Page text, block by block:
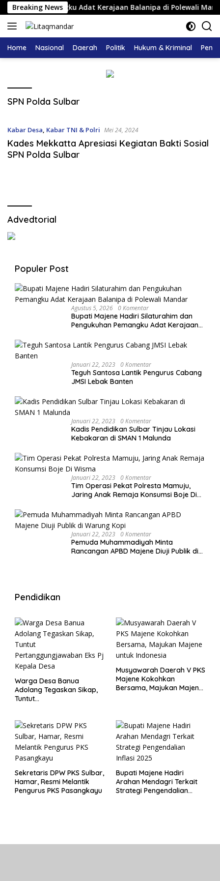
Langsung
ke
konten
Breaking News
Pemangku Adat Kerajaan Balanipa di Polewali Mandar
Home Nasional Daerah Politik Hukum & Kriminal
SPN Polda Sulbar
Kabar Desa, Kabar TNI & Polri Mei 24, 2024
Kades Mekkatta Apresiasi Kegiatan Bakti Sosial
SPN Polda Sulbar
Advedtorial
Populer Post
Agustus 5, 2026 0 Komentar
Bupati Majene Hadiri Silaturahim dan
Pengukuhan Pemangku Adat Kerajaan
Januari 22, 2023 0 Komentar
Teguh Santosa Lantik Pengurus Cabang
JMSI Lebak Banten
Januari 22, 2023 0 Komentar
Kadis Pendidikan Sulbar Tinjau Lokasi
Kebakaran di SMAN 1 Malunda
Januari 22, 2023 0 Komentar
Tim Operasi Pekat Polresta Mamuju,
Jaring Anak Remaja Konsumsi Boje Di
Januari 22, 2023 0 Komentar
Pemuda Muhammadiyah Minta
Rancangan APBD Majene Diuji Publik di
Pendidikan
Warga Desa Banua
Adolang Tegaskan Sikap,
Tuntut
Musyawarah Daerah V PKS
Majene Kokohkan
Bersama, Majukan Majene
Sekretaris DPW PKS Sulbar,
Hamar, Resmi Melantik
Pengurus PKS Pasangkayu
Bupati Majene Hadiri
Arahan Mendagri Terkait
Strategi Pengendalian